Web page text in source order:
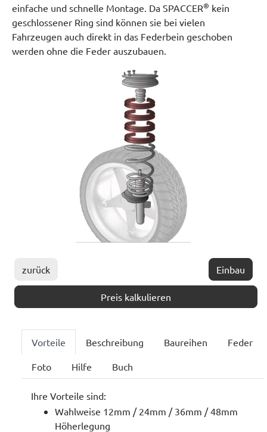
einfache und schnelle Montage. Da SPACCER® kein
geschlossener Ring sind können sie bei vielen
Fahrzeugen auch direkt in das Federbein geschoben
werden ohne die Feder auszubauen.
zurück Einbau
Preis kalkulieren
Vorteile Beschreibung Baureihen Feder
Foto Hilfe Buch
Ihre Vorteile sind:
Wahlweise 12mm / 24mm / 36mm / 48mm
Höherlegung